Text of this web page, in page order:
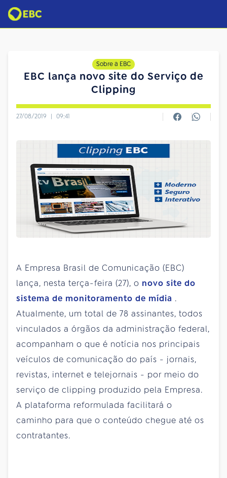
Sobre a EBC
EBC lança novo site do Serviço de
Clipping
27/08/2019 | 09:41
A Empresa Brasil de Comunicação (EBC)
lança, nesta terça-feira (27), o novo site do
sistema de monitoramento de mídia .
Atualmente, um total de 78 assinantes, todos
vinculados a órgãos da administração federal,
acompanham o que é notícia nos principais
veículos de comunicação do país - jornais,
revistas, internet e telejornais - por meio do
serviço de clipping produzido pela Empresa.
A plataforma reformulada facilitará o
caminho para que o conteúdo chegue até os
contratantes.